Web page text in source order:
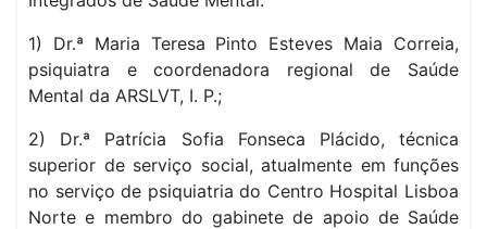
1) Dr.ª Maria Teresa Pinto Esteves Maia Correia,
psiquiatra e coordenadora regional de Saúde
Mental da ARSLVT, I. P.;
2) Dr.ª Patrícia Sofia Fonseca Plácido, técnica
superior de serviço social, atualmente em funções
no serviço de psiquiatria do Centro Hospital Lisboa
Norte e membro do gabinete de apoio de Saúde